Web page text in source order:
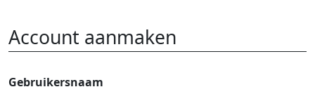
Account aanmaken
Gebruikersnaam